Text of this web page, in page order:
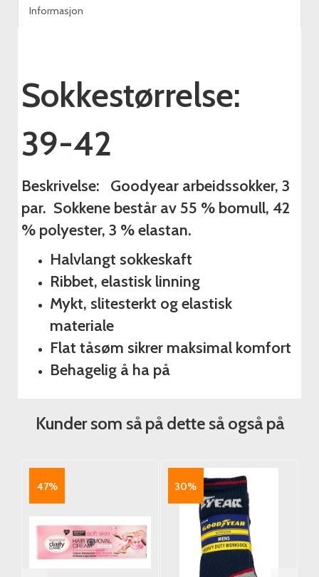
Informasjon
Sokkestørrelse:
39-42
Beskrivelse: Goodyear arbeidssokker, 3
par. Sokkene består av 55 % bomull, 42
% polyester, 3 % elastan.
Halvlangt sokkeskaft
Ribbet, elastisk linning
Mykt, slitesterkt og elastisk
materiale
Flat tåsøm sikrer maksimal komfort
Behagelig å ha på
Kunder som så på dette så også på
47% 30%